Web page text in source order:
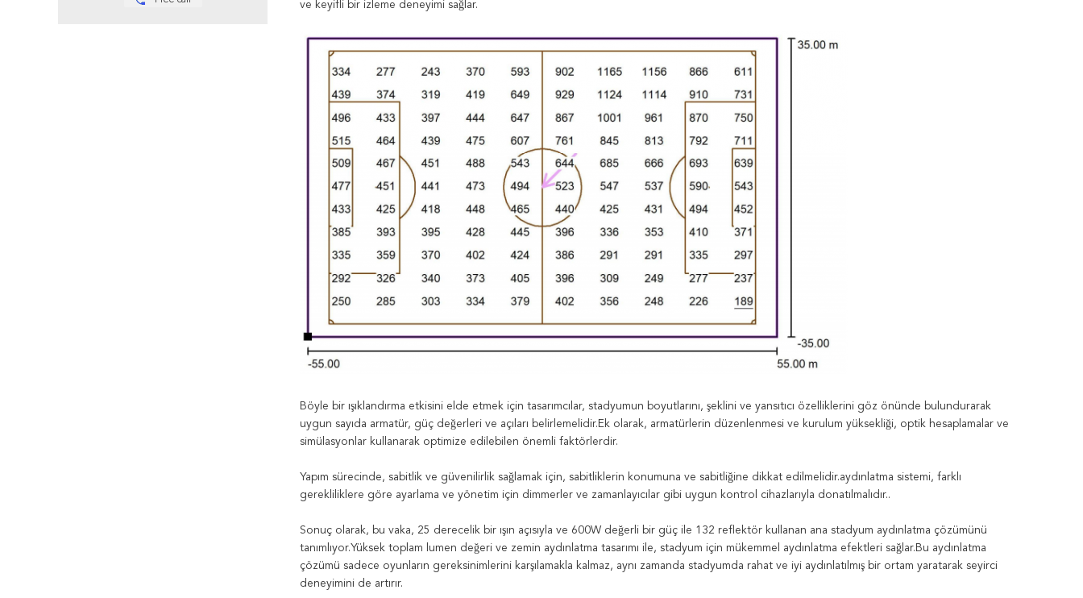
ve keyifli bir izleme deneyimi sağlar.
Böyle bir ışıklandırma etkisini elde etmek için tasarımcılar, stadyumun boyutlarını, şeklini ve yansıtıcı özelliklerini göz önünde bulundurarak
uygun sayıda armatür, güç değerleri ve açıları belirlemelidir.Ek olarak, armatürlerin düzenlenmesi ve kurulum yüksekliği, optik hesaplamalar ve
simülasyonlar kullanarak optimize edilebilen önemli faktörlerdir.
Yapım sürecinde, sabitlik ve güvenilirlik sağlamak için, sabitliklerin konumuna ve sabitliğine dikkat edilmelidir.aydınlatma sistemi, farklı
gerekliliklere göre ayarlama ve yönetim için dimmerler ve zamanlayıcılar gibi uygun kontrol cihazlarıyla donatılmalıdır..
Sonuç olarak, bu vaka, 25 derecelik bir ışın açısıyla ve 600W değerli bir güç ile 132 reflektör kullanan ana stadyum aydınlatma çözümünü
tanımlıyor.Yüksek toplam lumen değeri ve zemin aydınlatma tasarımı ile, stadyum için mükemmel aydınlatma efektleri sağlar.Bu aydınlatma
çözümü sadece oyunların gereksinimlerini karşılamakla kalmaz, aynı zamanda stadyumda rahat ve iyi aydınlatılmış bir ortam yaratarak seyirci
deneyimini de artırır.